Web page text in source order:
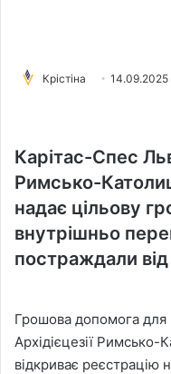
Крістіна 14.09.2025
Карітас-Спес
Римсько-
надає цільову
внутрішньо
постраждали від
Грошова допомога для
Архідієцезії Римсько-
відкриває реєстрацію